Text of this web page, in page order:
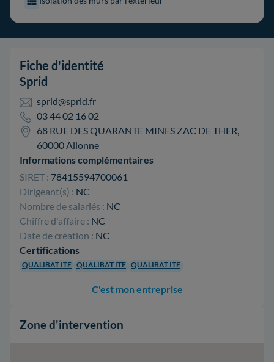
Fiche d'identité
Sprid
sprid@sprid.fr
03 44 02 16 02
68 RUE DES QUARANTE MINES ZAC DE THER,
60000 Allonne
Informations complémentaires
SIRET : 78415594700061
Dirigeant(s) : NC
Nombre de salariés : NC
Chiffre d'affaire : NC
Date de création : NC
Certifications
QUALIBAT ITE QUALIBAT ITE QUALIBAT ITE
C'est mon entreprise
Zone d'intervention